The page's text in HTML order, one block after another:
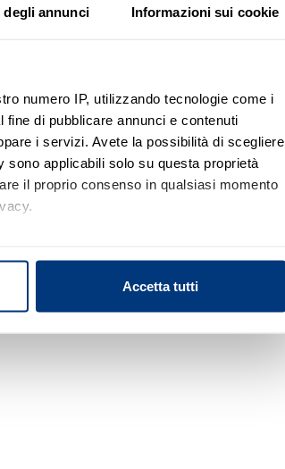
degli annunci Informazioni sui cookie
numero IP, utilizzando tecnologie come i
di pubblicare annunci e contenuti
i servizi. Avete la possibilità di scegliere
applicabili solo su questa proprietà
il proprio consenso in qualsiasi momento
caratteristiche specifiche (impronte
Accetta tutti
filtri o